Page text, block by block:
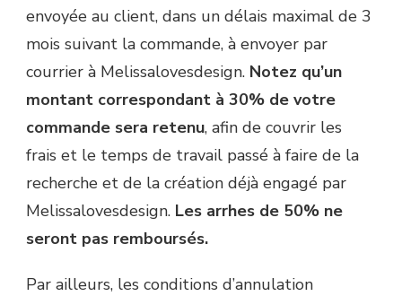
envoyée au client, dans un délais maximal de 3
mois suivant la commande, à envoyer par
courrier à Melissalovesdesign. Notez qu’un
montant correspondant à 30% de votre
commande sera retenu, afin de couvrir les
frais et le temps de travail passé à faire de la
recherche et de la création déjà engagé par
Melissalovesdesign. Les arrhes de 50% ne
seront pas remboursés.
Par ailleurs, les conditions d’annulation